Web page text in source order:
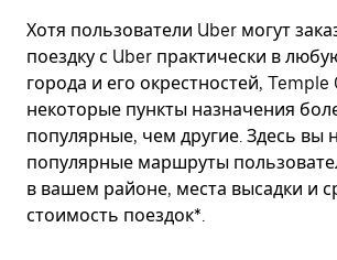
Хотя пользователи Uber могут
поездку с Uber практически в
города и его окрестностей, Temple
некоторые пункты назначения
популярные, чем другие. Здесь вы
популярные маршруты
в вашем районе, места высадки и
стоимость поездок*.